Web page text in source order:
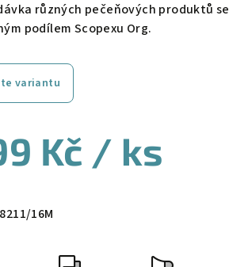
různých pečeňových produktů se
podílem Scopexu Org.
variantu
Kč / ks
16M